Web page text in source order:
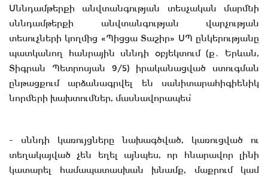
Սննդամթերքի անվտանգության տեսչական մարմնի
սննդամթերքի անվտանգության վարչության
տեսուչների կողմից «Պիցցա Տաշիր» ՍՊ ընկերությանը
պատկանող հանրային սննդի օբյեկտում (ք․ Երևան,
Տիգրան Պետրոսյան 9/5) իրականացված ստուգման
ընթացքում արձանագրվել են սանիտարահիգիենիկ
նորմերի խախտումներ, մասնավորապես՝
- սննդի կառույցները նախագծված, կառուցված ու
տեղակայված չեն եղել այնպես, որ հնարավոր լինի
կատարել համապատասխան խնամք, մաքրում կամ